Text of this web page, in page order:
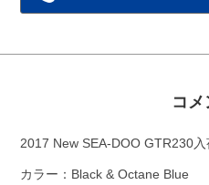
コメ
2017 New SEA-DOO GTR230入
カラー：Black & Octane Blue